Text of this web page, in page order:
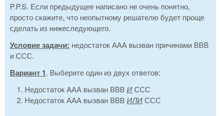
P.P.S. Если предыдущее написано не очень понятно,
просто скажите, что неопытному решателю будет проще
сделать из нижеследующего.
Условие задачи: недостаток ААА вызван причинами ВВВ
и ССС.
Вариант 1. Выберите один из двух ответов:
Недостаток ААА вызван ВВВ ИССС
Недостаток ААА вызван ВВВ ИЛИССС